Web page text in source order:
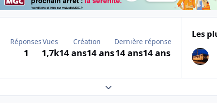
Réponses
1
Vues
1,7k
Création
14 ans14 ans
Dernière réponse
14 ans14 ans
Les
Expand topic overview